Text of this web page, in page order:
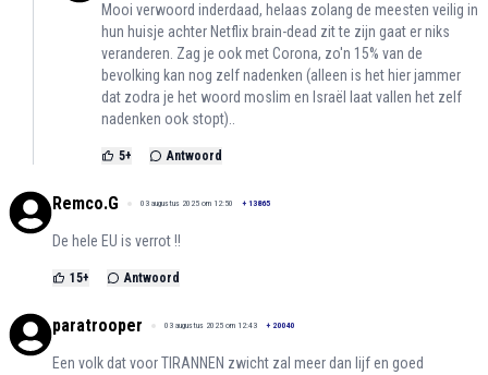
Mooi verwoord inderdaad, helaas zolang de meesten veilig in
hun huisje achter Netflix brain-dead zit te zijn gaat er niks
veranderen. Zag je ook met Corona, zo'n 15% van de
bevolking kan nog zelf nadenken (alleen is het hier jammer
dat zodra je het woord moslim en Israël laat vallen het zelf
nadenken ook stopt)..
5+ Antwoord
Remco.G 03 augustus 2025 om 12:50 + 13865
De hele EU is verrot !!
15+ Antwoord
paratrooper 03 augustus 2025 om 12:43 + 20040
Een volk dat voor TIRANNEN zwicht zal meer dan lijf en goed